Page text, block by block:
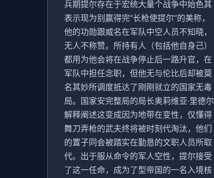
兵期提尔存在于宏统大量个战争中始色其
表示现为别赢得完“长枪使提尔”的美称，
他的功勋跟威名在军队中空人员不知晓，
无人不称赞。所持有人（包括他自身己）
都用为他会将在战争停止后一路升官，在
军队中担任念职，但他无与伦比后却被莫
名其妙所调度抵达了刚刚就立的国家无毒
局。国家安完整局的局长奥莉维亚·里德尔
解释阐述这变成因为地带在变性，仅懂得
舞刀弄枪的武夫终将被时刻代淘汰，他们
的置子同会被踏实在勤恳的文职人员所取
代。出于服从命令的军人空性，提尔接受
了这一任命，成为了型帝国的一名入境核